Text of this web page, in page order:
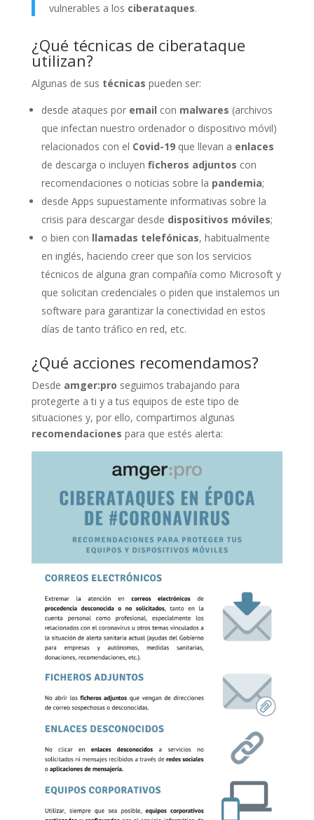
vulnerables a los ciberataques.
¿Qué técnicas de ciberataque
utilizan?
Algunas de sus técnicas pueden ser:
desde ataques por email con malwares (archivos
que infectan nuestro ordenador o dispositivo móvil)
relacionados con el Covid-19que llevan a enlaces
de descarga o incluyen ficheros adjuntos con
recomendaciones o noticias sobre la pandemia;
desde Apps supuestamente informativas sobre la
crisis para descargar desde dispositivos móviles;
o bien con llamadas telefónicas, habitualmente
en inglés, haciendo creer que son los servicios
técnicos de alguna gran compañía como Microsoft y
que solicitan credenciales o piden que instalemos un
software para garantizar la conectividad en estos
días de tanto tráfico en red, etc.
¿Qué acciones recomendamos?
Desde amger:pro seguimos trabajando para
protegerte a ti y a tus equipos de este tipo de
situaciones y, por ello, compartimos algunas
recomendaciones para que estés alerta: